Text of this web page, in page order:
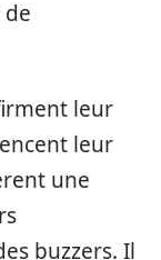
leur
leur
une
buzzers. Il